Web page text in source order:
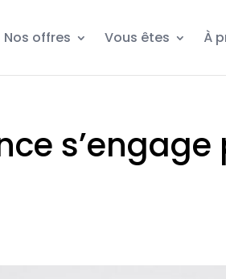
Nos offres Vous êtes À